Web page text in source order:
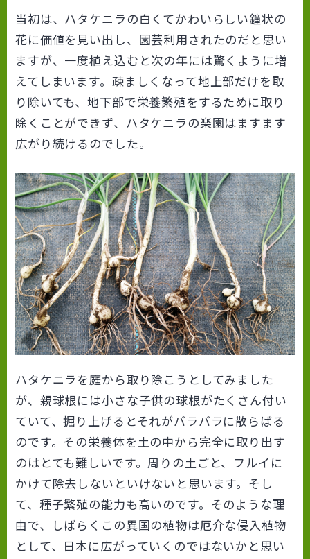
当初は、ハタケニラの白くてかわいらしい鐘状の
花に価値を見い出し、園芸利用されたのだと思い
ますが、一度植え込むと次の年には驚くように増
えてしまいます。疎ましくなって地上部だけを取
り除いても、地下部で栄養繁殖をするために取り
除くことができず、ハタケニラの楽園はますます
広がり続けるのでした。
ハタケニラを庭から取り除こうとしてみました
が、親球根には小さな子供の球根がたくさん付い
ていて、掘り上げるとそれがバラバラに散らばる
のです。その栄養体を土の中から完全に取り出す
のはとても難しいです。周りの土ごと、フルイに
かけて除去しないといけないと思います。そし
て、種子繁殖の能力も高いのです。そのような理
由で、しばらくこの異国の植物は厄介な侵入植物
として、日本に広がっていくのではないかと思い